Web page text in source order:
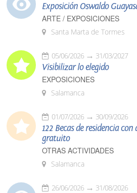
Exposición Oswaldo
ARTE / EXPOSICIONES
Santa Marta de Tormes
05/06/2026 31/03/2027
Visibilizar lo elegido
EXPOSICIONES
Salamanca
01/07/2026 30/09/2026
122 Becas de residencia
gratuito
OTRAS ACTIVIDADES
Salamanca
26/06/2026 31/08/2026